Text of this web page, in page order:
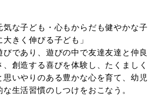
気な子ども・心もからだも健やかな子
きく伸びる子ども」
びであり、遊びの中で友達友達と仲良
、創造する喜びを体験し、たくましく
思いやりのある豊かな心を育て、幼児
生活習慣のしつけをおこなう。